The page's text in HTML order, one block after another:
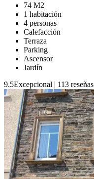
74 M2
1 habitación
4 personas
Calefacción
Terraza
Parking
Ascensor
Jardín
9.5Excepcional | 113 reseñas